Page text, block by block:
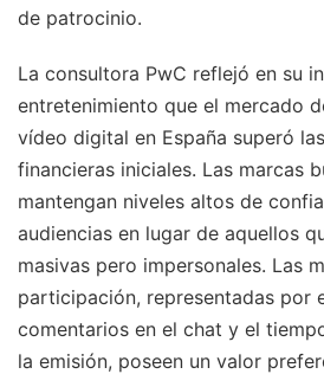
de patrocinio.
La consultora PwC reflejó en su
entretenimiento que el mercado
vídeo digital en España superó
financieras iniciales. Las marcas
mantengan niveles altos de
audiencias en lugar de aquellos
masivas pero impersonales. Las
participación, representadas por
comentarios en el chat y el
la emisión, poseen un valor